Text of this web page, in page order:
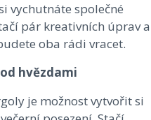
vychutnáte společné
pár kreativních úprav a
oba rádi vracet.
hvězdami
je možnost vytvořit si